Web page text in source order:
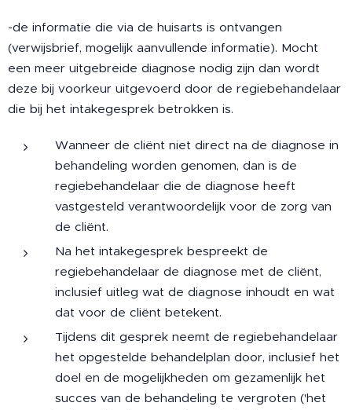
-de informatie die via de huisarts is ontvangen
(verwijsbrief, mogelijk aanvullende informatie). Mocht
een meer uitgebreide diagnose nodig zijn dan wordt
deze bij voorkeur uitgevoerd door de regiebehandelaar
die bij het intakegesprek betrokken is.
Wanneer de cliënt niet direct na de diagnose in
behandeling worden genomen, dan is de
regiebehandelaar die de diagnose heeft
vastgesteld verantwoordelijk voor de zorg van
de cliënt.
Na het intakegesprek bespreekt de
regiebehandelaar de diagnose met de cliënt,
inclusief uitleg wat de diagnose inhoudt en wat
dat voor de cliënt betekent.
Tijdens dit gesprek neemt de regiebehandelaar
het opgestelde behandelplan door, inclusief het
doel en de mogelijkheden om gezamenlijk het
succes van de behandeling te vergroten ('het